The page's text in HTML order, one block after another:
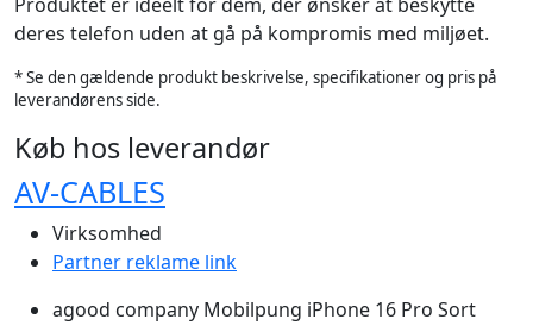
deres telefon uden at gå på kompromis med miljøet.
* Se den gældende produkt beskrivelse, specifikationer og pris på
leverandørens side.
Køb hos leverandør
AV-CABLES
Virksomhed
Partner reklame link
agood company Mobilpung iPhone 16 Pro Sort